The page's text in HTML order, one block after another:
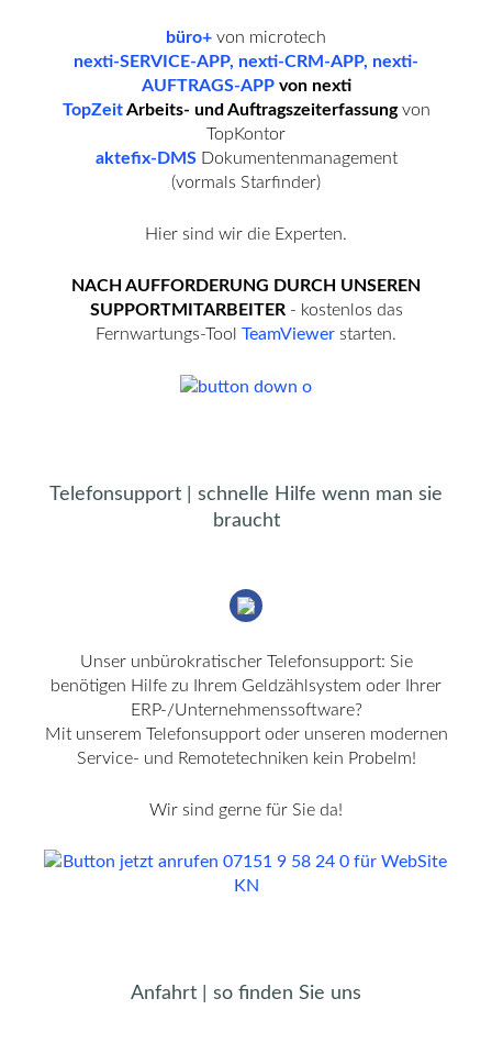
büro+ von microtech
nexti-SERVICE-APP, nexti-CRM-APP, nexti-
AUFTRAGS-APPvon nexti
TopZeitArbeits- und Auftragszeiterfassungvon
TopKontor
aktefix-DMSDokumentenmanagement
(vormals Starfinder)
Hier sind wir die Experten.
NACH AUFFORDERUNG DURCH UNSEREN
SUPPORTMITARBEITER- kostenlos das
Fernwartungs-Tool TeamViewer starten.
Telefonsupport schnelle Hilfe wenn man sie
braucht
Unser unbürokratischer Telefonsupport: Sie
benötigen Hilfe zu Ihrem Geldzählsystem oder Ihrer
ERP-/Unternehmenssoftware?
Mit unserem Telefonsupport oder unseren modernen
Service- und Remotetechniken kein Probelm!
Wir sind gerne für Sie da!
Anfahrt so finden Sie uns